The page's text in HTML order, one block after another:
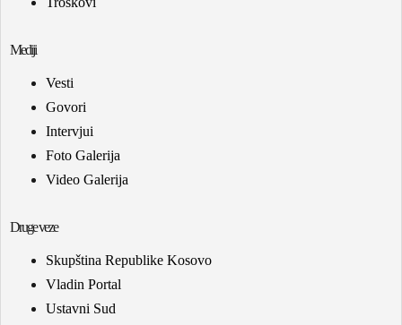
Mediji
Vesti
Govori
Intervjui
Foto Galerija
Video Galerija
Druge veze
Skupština Republike Kosovo
Vladin Portal
Ustavni Sud